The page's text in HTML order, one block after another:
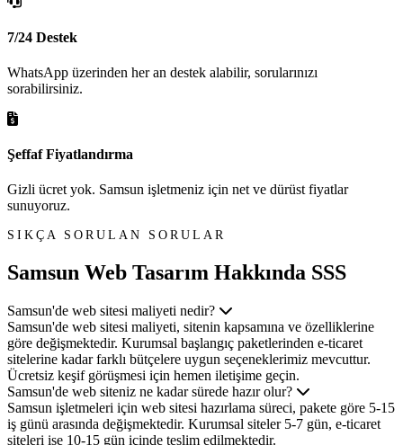
7/24 Destek
WhatsApp üzerinden her an destek alabilir, sorularınızı
sorabilirsiniz.
Şeffaf Fiyatlandırma
Gizli ücret yok. Samsun işletmeniz için net ve dürüst fiyatlar
sunuyoruz.
SIKÇA SORULAN SORULAR
Samsun Web Tasarım Hakkında SSS
Samsun'de web sitesi maliyeti nedir?
Samsun'de web sitesi maliyeti, sitenin kapsamına ve özelliklerine
göre değişmektedir. Kurumsal başlangıç paketlerinden e-ticaret
sitelerine kadar farklı bütçelere uygun seçeneklerimiz mevcuttur.
Ücretsiz keşif görüşmesi için hemen iletişime geçin.
Samsun'de web siteniz ne kadar sürede hazır olur?
Samsun işletmeleri için web sitesi hazırlama süreci, pakete göre 5-15
iş günü arasında değişmektedir. Kurumsal siteler 5-7 gün, e-ticaret
siteleri ise 10-15 gün içinde teslim edilmektedir.